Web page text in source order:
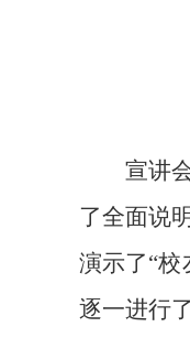
宣讲
了全面说
演示了“
逐一进行